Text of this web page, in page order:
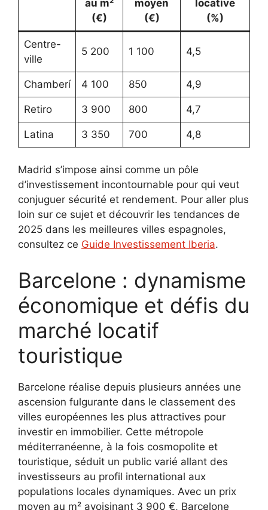
au m²
(€)
moyen
(€)
locative
(%)
Centre-
ville
5 200 1 100 4,5
Chamberí 4 100 850 4,9
Retiro 3 900 800 4,7
Latina 3 350 700 4,8
Madrid s’impose ainsi comme un pôle
d’investissement incontournable pour qui veut
conjuguer sécurité et rendement. Pour aller plus
loin sur ce sujet et découvrir les tendances de
2025 dans les meilleures villes espagnoles,
consultez ce Guide Investissement Iberia.
Barcelone : dynamisme
économique et défis du
marché locatif
touristique
Barcelone réalise depuis plusieurs années une
ascension fulgurante dans le classement des
villes européennes les plus attractives pour
investir en immobilier. Cette métropole
méditerranéenne, à la fois cosmopolite et
touristique, séduit un public varié allant des
investisseurs au profil international aux
populations locales dynamiques. Avec un prix
moyen au m² avoisinant 3 900 €, Barcelone